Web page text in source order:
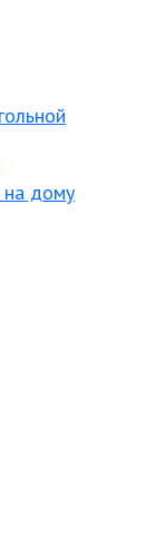
на дому